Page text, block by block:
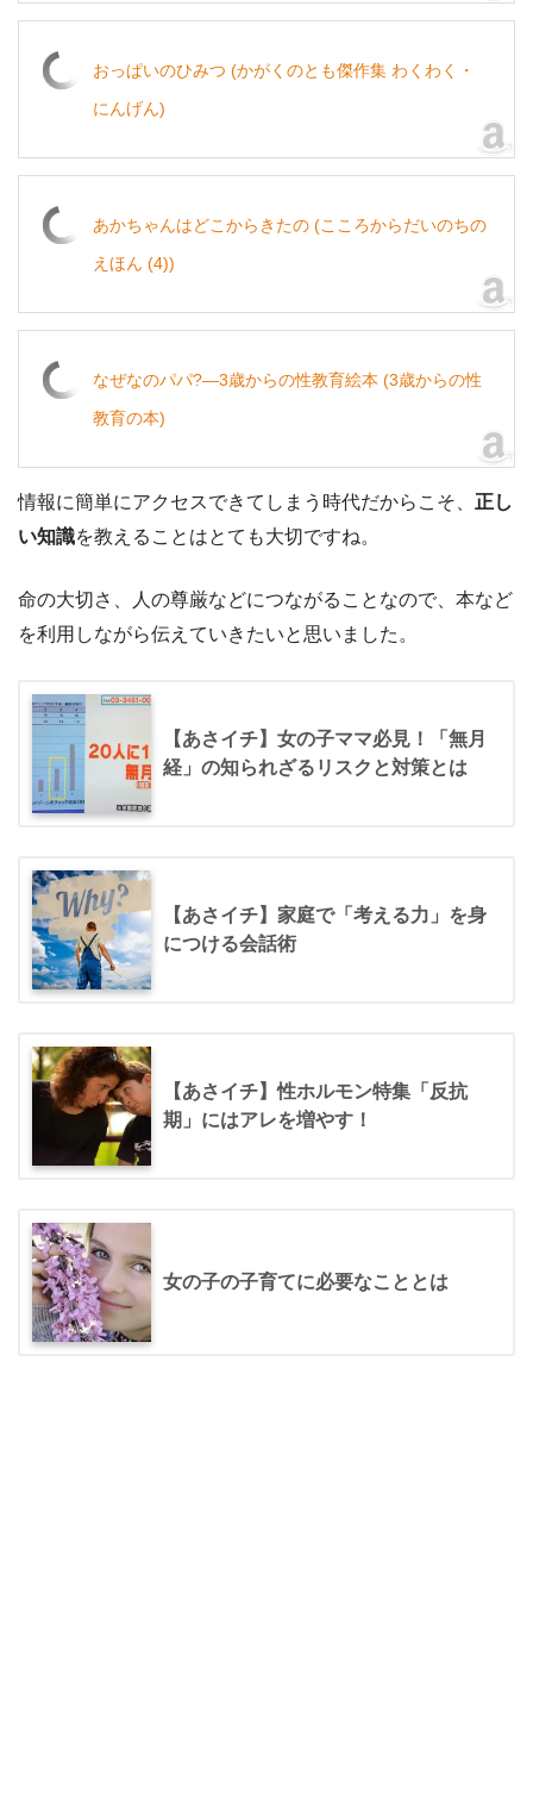
おっぱいのひみつ (かがくのとも傑作集 わくわく・
にんげん)
あかちゃんはどこからきたの (こころからだいのちの
えほん (4))
なぜなのパパ?―3歳からの性教育絵本 (3歳からの性
教育の本)
情報に簡単にアクセスできてしまう時代だからこそ、 正し
い知識を教えることはとても大切ですね。
命の大切さ、人の尊厳などにつながることなので、本など
を利用しながら伝えていきたいと思いました。
【あさイチ】女の子ママ必見！「無月
経」の知られざるリスクと対策とは
【あさイチ】家庭で「考える力」を身
につける会話術
【あさイチ】性ホルモン特集「反抗
期」にはアレを増やす！
女の子の子育てに必要なこととは